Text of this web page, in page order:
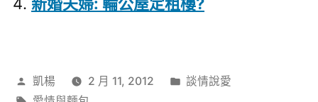
作
凱楊 2 月 11, 2012
分
談情說愛